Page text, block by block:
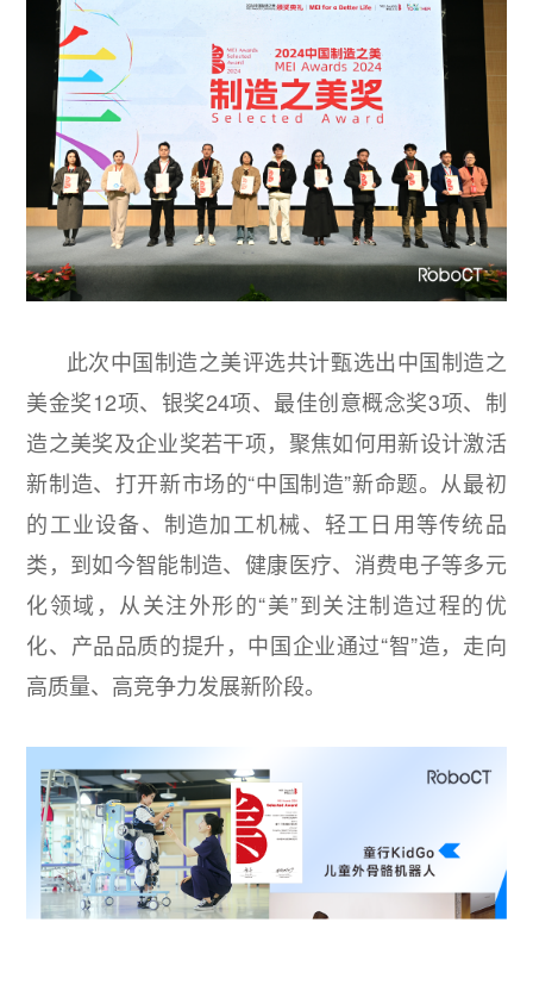
此次中国制造之美评选共计甄选出中国制造之
美金奖12项、银奖24项、最佳创意概念奖3项、制
造之美奖及企业奖若干项，聚焦如何用新设计激活
新制造、打开新市场的“中国制造”新命题。从最初
的工业设备、制造加工机械、轻工日用等传统品
类，到如今智能制造、健康医疗、消费电子等多元
化领域，从关注外形的“美”到关注制造过程的优
化、产品品质的提升，中国企业通过“智”造，走向
高质量、高竞争力发展新阶段。